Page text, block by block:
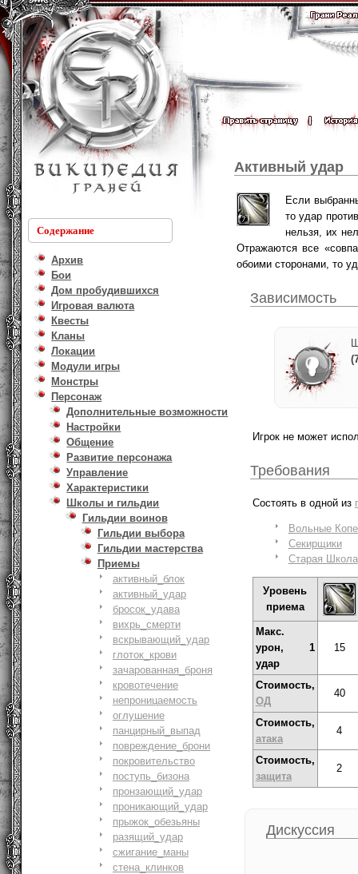
Содержание
Архив
Бои
Дом пробудившихся
Игровая валюта
Квесты
Кланы
Локации
Модули игры
Монстры
Персонаж
Дополнительные возможности
Настройки
Общение
Развитие персонажа
Управление
Характеристики
Школы и гильдии
Гильдии воинов
Гильдии выбора
Гильдии мастерства
Приемы
активный_блок
активный_удар
бросок_удава
вихрь_смерти
вскрывающий_удар
глоток_крови
зачарованная_броня
кровотечение
непроницаемость
оглушение
панцирный_выпад
повреждение_брони
покровительство
поступь_бизона
пронзающий_удар
проникающий_удар
прыжок_обезьяны
разящий_удар
сжигание_маны
стена_клинков
Активный удар
Если
то удар
нельзя, их
Отражаются все
обоими сторонами, то
Зависимость
Игрок не может
Требования
Состоять в одной из
Вольные
Секирщики
Старая Школа
Уровень
приема
Макс.
урон, 1
удар
15
Стоимость,
ОД
40
Стоимость,
атака
4
Стоимость,
защита
2
Дискуссия